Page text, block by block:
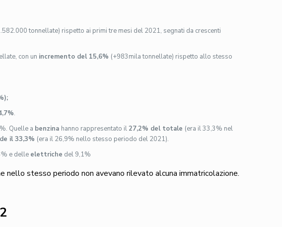
tonnellate) rispetto ai primi tre mesi del 2021, segnati da crescenti
con un incremento del 15,6% (+983mila tonnellate) rispetto allo stesso
.
%. Quelle a benzina hanno rappresentato il27,2% del totale (era il 33,3% nel
il 33,3% (era il 26,9% nello stesso periodo del 2021).
e delle elettriche del 9,1%
nello stesso periodo non avevano rilevato alcuna immatricolazione.